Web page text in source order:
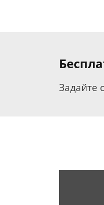
Задайте